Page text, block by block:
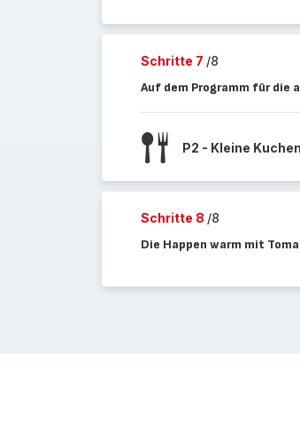
Schritte 7 /8
Auf dem Programm für die
P2 - Kleine Kuchen
Schritte 8 /8
Die Happen warm mit